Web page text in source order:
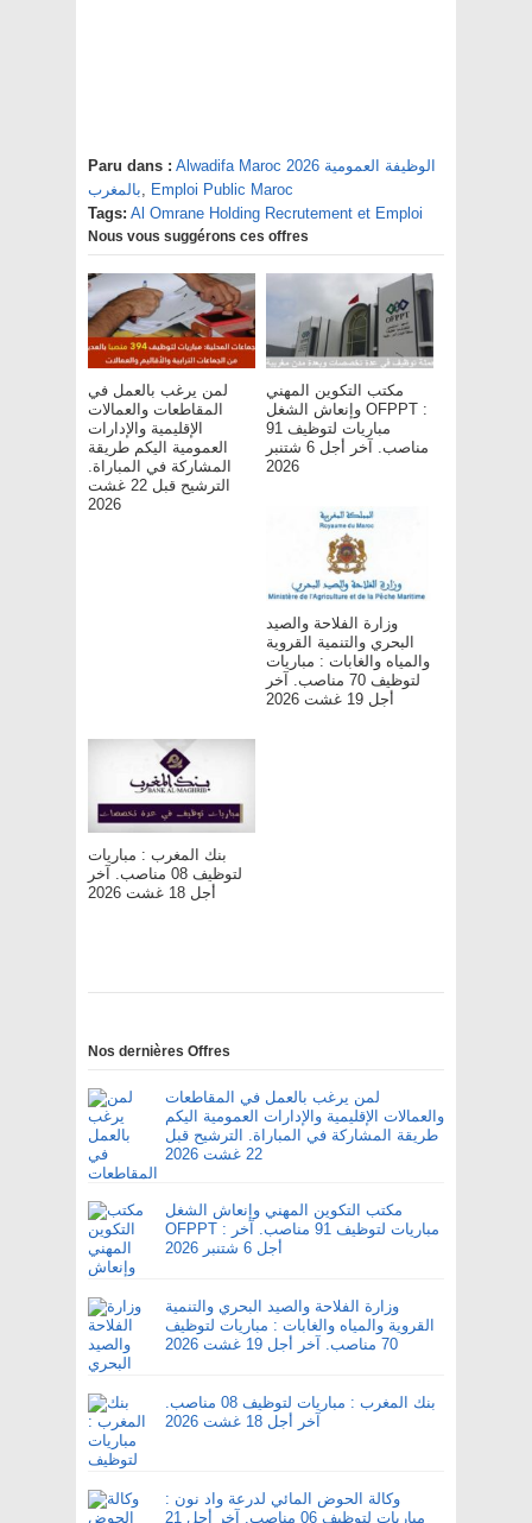
Paru dans : Alwadifa Maroc 2026 الوظيفة العمومية
بالمغرب, Emploi Public Maroc
Tags: Al Omrane Holding Recrutement et Emploi
Nous vous suggérons ces offres
لمن يرغب بالعمل في
المقاطعات والعمالات
الإقليمية والإدارات
العمومية اليكم طريقة
المشاركة في المباراة.
الترشيح قبل 22 غشت
2026
مكتب التكوين المهني
وإنعاش الشغل OFPPT :
مباريات لتوظيف 91
مناصب. آخر أجل 6 شتنبر
2026
وزارة الفلاحة والصيد
البحري والتنمية القروية
والمياه والغابات : مباريات
لتوظيف 70 مناصب. آخر
أجل 19 غشت 2026
بنك المغرب : مباريات
لتوظيف 08 مناصب. آخر
أجل 18 غشت 2026
Nos dernières Offres
لمن يرغب بالعمل في المقاطعات
والعمالات الإقليمية والإدارات العمومية اليكم
طريقة المشاركة في المباراة. الترشيح قبل
22 غشت 2026
مكتب التكوين المهني وإنعاش الشغل
OFPPT : مباريات لتوظيف 91 مناصب. آخر
أجل 6 شتنبر 2026
وزارة الفلاحة والصيد البحري والتنمية
القروية والمياه والغابات : مباريات لتوظيف
70 مناصب. آخر أجل 19 غشت 2026
بنك المغرب : مباريات لتوظيف 08 مناصب.
آخر أجل 18 غشت 2026
وكالة الحوض المائي لدرعة واد نون :
مباريات لتوظيف 06 مناصب. آخر أجل 21